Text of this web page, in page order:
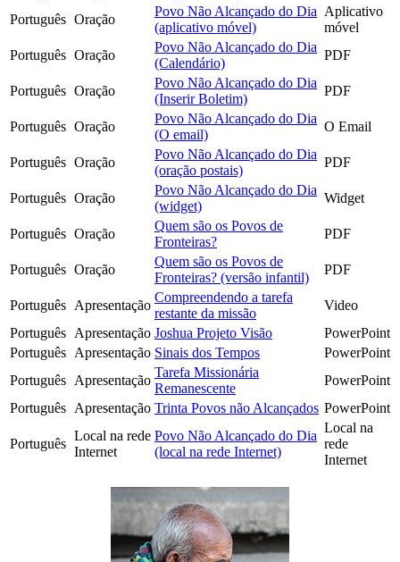
Português Oração
Povo Não Alcançado do Dia
(aplicativo móvel)
Aplicativo
móvel
Português Oração
Povo Não Alcançado do Dia
(Calendário)
PDF
Português Oração
Povo Não Alcançado do Dia
(Inserir Boletim)
PDF
Português Oração
Povo Não Alcançado do Dia
(O email)
O Email
Português Oração
Povo Não Alcançado do Dia
(oração postais)
PDF
Português Oração
Povo Não Alcançado do Dia
(widget)
Widget
Português Oração
Quem são os Povos de
Fronteiras?
PDF
Português Oração
Quem são os Povos de
Fronteiras? (versão infantil)
PDF
Português Apresentação
Compreendendo a tarefa
restante da missão
Video
Português Apresentação Joshua Projeto Visão
PowerPoint
Português Apresentação Sinais dos Tempos
PowerPoint
Português Apresentação
Tarefa Missionária
Remanescente
PowerPoint
Português Apresentação Trinta Povos não Alcançados PowerPoint
Português
Local na rede
Internet
Povo Não Alcançado do Dia
(local na rede Internet)
Local na
rede
Internet